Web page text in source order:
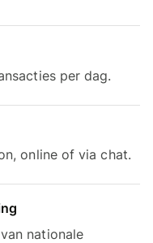
per dag.
online of via chat.
nationale